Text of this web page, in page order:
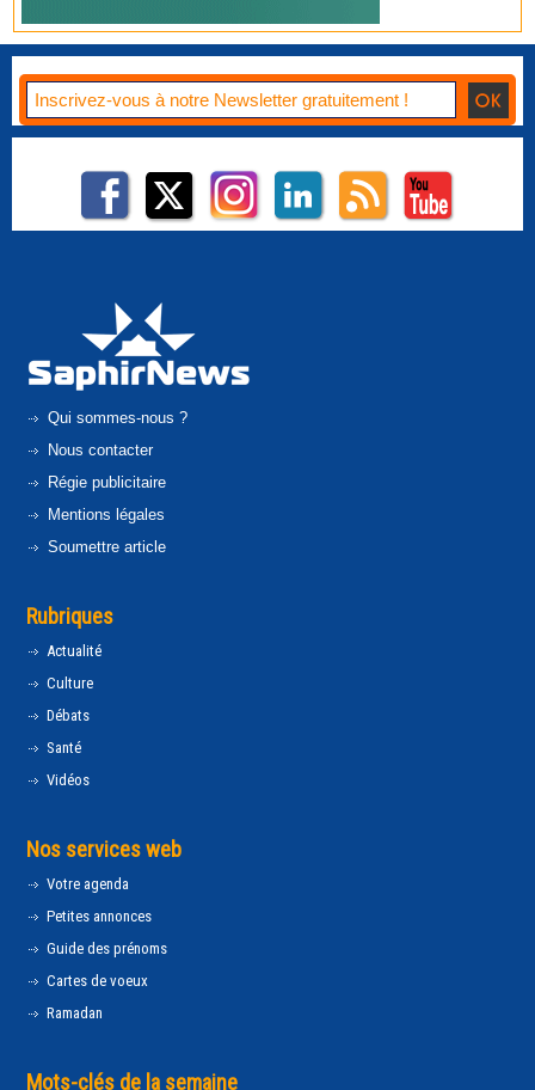
Qui sommes-nous ?
Nous contacter
Régie publicitaire
Mentions légales
Soumettre article
Rubriques
Actualité
Culture
Débats
Santé
Vidéos
Nos services web
Votre agenda
Petites annonces
Guide des prénoms
Cartes de voeux
Ramadan
Mots-clés de la semaine